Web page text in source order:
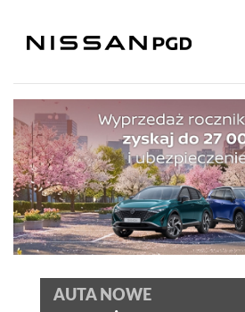
AUTA NOWE